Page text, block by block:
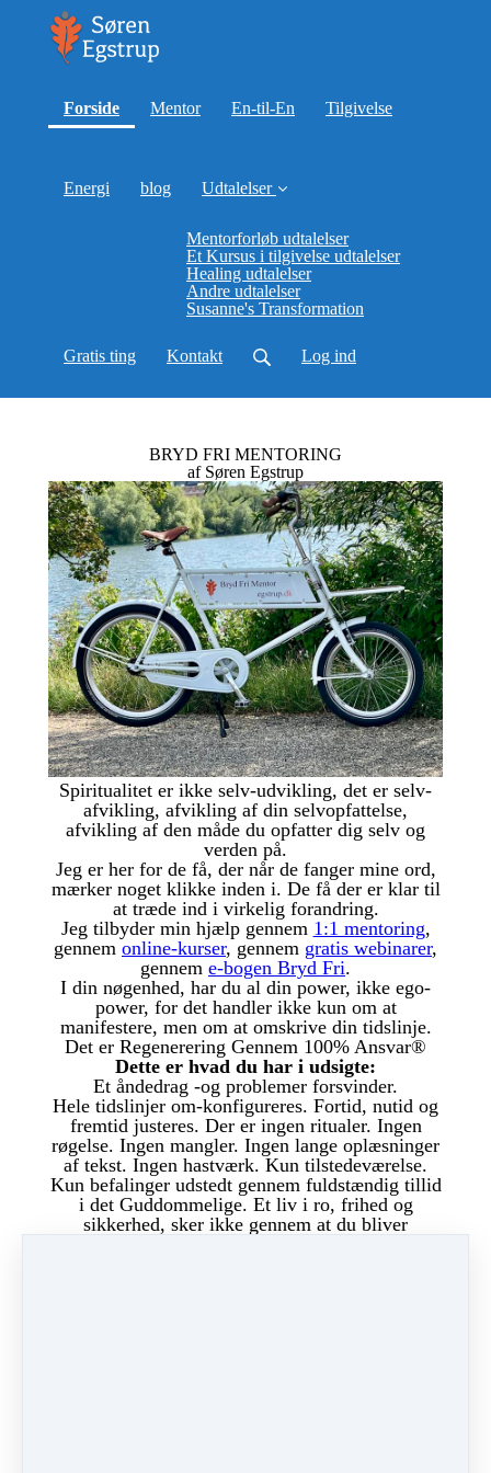
Forside(current)
Mentor En-til-En Tilgivelse
Energi blog Udtalelser
Mentorforløb udtalelser
Et Kursus i tilgivelse udtalelser
Healing udtalelser
Andre udtalelser
Susanne's Transformation
Gratis ting Kontakt Log ind
BRYD FRI MENTORING
af Søren Egstrup
Spiritualitet er ikke selv-udvikling, det er selv-
afvikling, afvikling af din selvopfattelse,
afvikling af den måde du opfatter dig selv og
verden på.
Jeg er her for de få, der når de fanger mine ord,
mærker noget klikke inden i. De få der er klar til
at træde ind i virkelig forandring.
Jeg tilbyder min hjælp gennem 1:1 mentoring,
gennem online-kurser, gennem gratis webinarer,
gennem e-bogen Bryd Fri.
I din nøgenhed, har du al din power, ikke ego-
power, for det handler ikke kun om at
manifestere, men om at omskrive din tidslinje.
Det er Regenerering Gennem 100% Ansvar®
Dette er hvad du har i udsigte:
Et åndedrag -og problemer forsvinder.
Hele tidslinjer om-konfigureres. Fortid, nutid og
fremtid justeres. Der er ingen ritualer. Ingen
røgelse. Ingen mangler. Ingen lange oplæsninger
af tekst. Ingen hastværk. Kun tilstedeværelse.
Kun befalinger udstedt gennem fuldstændig tillid
i det Guddommelige. Et liv i ro, frihed og
sikkerhed, sker ikke gennem at du bliver